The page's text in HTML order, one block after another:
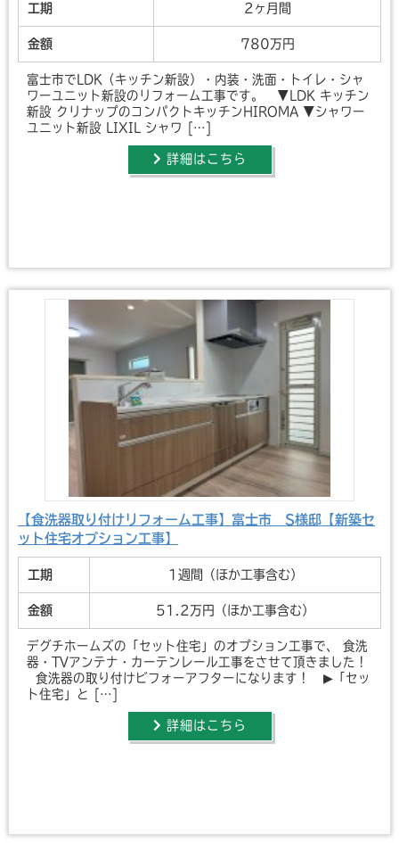
工期 2ヶ月間
金額 780万円
富士市でLDK（キッチン新設）・内装・洗面・トイレ・シャ
ワーユニット新設のリフォーム工事です。 ▼LDK キッチン
新設 クリナップのコンパクトキッチンHIROMA ▼シャワー
ユニット新設 LIXIL シャワ […]
詳細はこちら
【食洗器取り付けリフォーム工事】富士市 S様邸【新築セ
ット住宅オプション工事】
工期 1週間（ほか工事含む）
金額 51.2万円（ほか工事含む）
デグチホームズの「セット住宅」のオプション工事で、 食洗
器・TVアンテナ・カーテンレール工事をさせて頂きました！
食洗器の取り付けビフォーアフターになります！ ▶「セッ
ト住宅」と […]
詳細はこちら